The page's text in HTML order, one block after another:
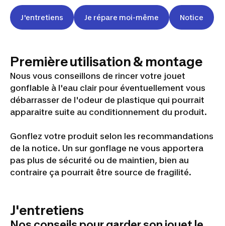
J'entretiens Je répare moi-même Notice
Première utilisation & montage
Nous vous conseillons de rincer votre jouet
gonflable à l'eau clair pour éventuellement vous
débarrasser de l'odeur de plastique qui pourrait
apparaitre suite au conditionnement du produit.
Gonflez votre produit selon les recommandations
de la notice. Un sur gonflage ne vous apportera
pas plus de sécurité ou de maintien, bien au
contraire ça pourrait être source de fragilité.
J'entretiens